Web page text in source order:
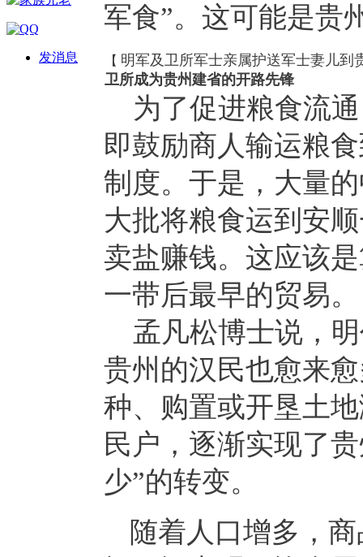
发消息
军食”。这可能是贵
【 明军及卫所军士亲属护送军士妻儿到
卫所成为贵州建省的开路先锋
为了促进粮食流通
即鼓励商人输运粮
制度。于是，大量
大批将粮食运到安
卖盐赚钱。这应该
一带后最早的贸易。
孟凡松博士说，明
贵州的汉民也愈来
种、购置或开垦土
民户，逐渐实现了
少”的转变。
随着人口增多，